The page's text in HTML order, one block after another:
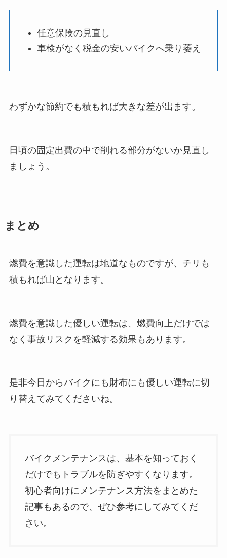
任意保険の見直し
車検がなく税金の安いバイクへ乗り萎え
わずかな節約でも積もれば大きな差が出ます。
日頃の固定出費の中で削れる部分がないか見直し
ましょう。
まとめ
燃費を意識した運転は地道なものですが、チリも
積もれば山となります。
燃費を意識した優しい運転は、燃費向上だけでは
なく事故リスクを軽減する効果もあります。
是非今日からバイクにも財布にも優しい運転に切
り替えてみてくださいね。
バイクメンテナンスは、基本を知っておく
だけでもトラブルを防ぎやすくなります。
初心者向けにメンテナンス方法をまとめた
記事もあるので、ぜひ参考にしてみてくだ
さい。